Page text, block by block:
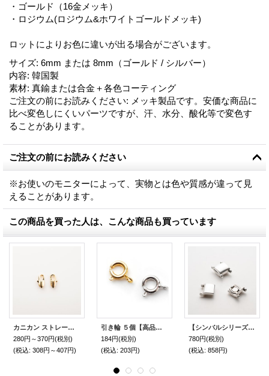
・ゴールド（16金メッキ）
・ロジウム(ロジウム&ホワイトゴールドメッキ)
ロットによりお色に違いが出る場合がございます。
サイズ: 6mm または 8mm（ゴールド / シルバー）
内容: 韓国製
素材: 真鍮または合金＋各色コーティング
ご注文の前にお読みください: メッキ製品です。安価な商品に
比べ変色しにくいパーツですが、汗、水分、酸化等で変色す
ることがあります。
ご注文の前にお読みください
※お使いのモニターによって、実物とは色や質感が違って見
えることがあります。
この商品を買った人は、こんな商品も買っています
カニカン ストレート 2個又は5個【高品質パーツ】
280円～370円(税別)
(税込: 308円～407円)
引き輪 ５個【高品質パーツ】
184円(税別)
(税込: 203円)
【シンバルシリーズ】マグネット クラスプ アクソス II-デリカ（シルバーメッキ）
780円(税別)
(税込: 858円)